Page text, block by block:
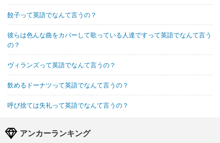
餃子って英語でなんて言うの？
彼らは色んな曲をカバーして歌っている人達ですって英語でなんて言う
の？
ヴィランズって英語でなんて言うの？
飲めるドーナツって英語でなんて言うの？
呼び捨ては失礼って英語でなんて言うの？
アンカーランキング